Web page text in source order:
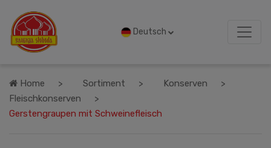
Deutsch
Home Sortiment
Konserven
Fleischkonserven
Gerstengraupen mit Schweinefleisch